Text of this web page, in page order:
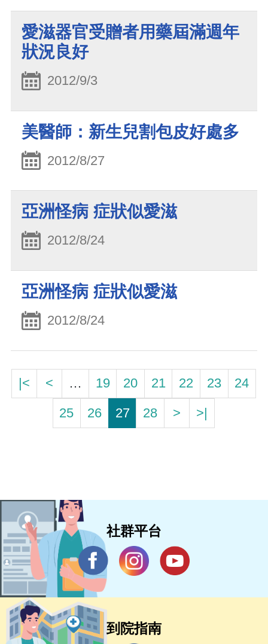
愛滋器官受贈者用藥屆滿週年
狀況良好
2012/9/3
美醫師：新生兒割包皮好處多
2012/8/27
亞洲怪病 症狀似愛滋
2012/8/24
亞洲怪病 症狀似愛滋
2012/8/24
|< < … 19 20 21 22 23
24
25
26 27 28 > >|
社群平台
到院指南